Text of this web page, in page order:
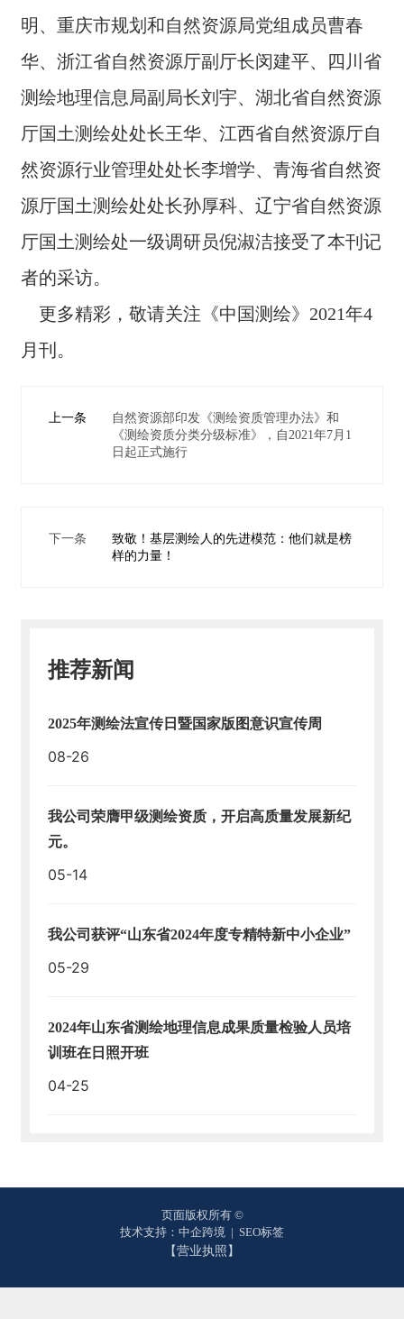
明、重庆市规划和⾃然资源局党组成员曹春
华、浙江省⾃然资源厅副厅⻓闵建平、四川省
测绘地理信息局副局⻓刘宇、湖北省⾃然资源
厅国⼟测绘处处⻓王华、江西省⾃然资源厅⾃
然资源⾏业管理处处⻓李增学、⻘海省⾃然资
源厅国⼟测绘处处⻓孙厚科、辽宁省⾃然资源
厅国⼟测绘处⼀级调研员倪淑洁接受了本刊记
者的采访。
更多精彩，敬请关注《中国测绘》2021年4
月刊。
上一条
自然资源部印发《测绘资质管理办法》和
《测绘资质分类分级标准》，自2021年7月1
日起正式施行
下一条
致敬！基层测绘人的先进模范：他们就是榜
样的力量！
推荐新闻
2025年测绘法宣传日暨国家版图意识宣传周
08-26
我公司荣膺甲级测绘资质，开启高质量发展新纪
元。
05-14
我公司获评“山东省2024年度专精特新中小企业”
05-29
2024年山东省测绘地理信息成果质量检验人员培
训班在日照开班
04-25
页面版权所有 ©
技术支持：中企跨境 | SEO标签
【营业执照】